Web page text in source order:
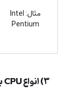
مثال: Intel
Pentium
۳) انواع CPU بر اساس برند